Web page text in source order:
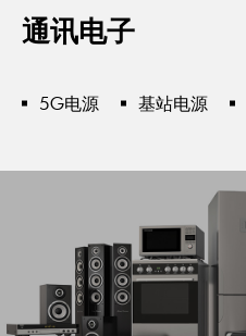
通讯电子
5G电源 基站电源